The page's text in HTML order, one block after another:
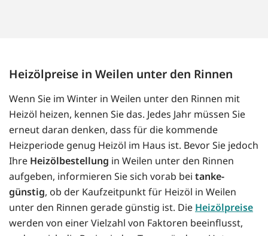
Heizölpreise in Weilen unter den Rinnen
Wenn Sie im Winter in Weilen unter den Rinnen mit
Heizöl heizen, kennen Sie das. Jedes Jahr müssen Sie
erneut daran denken, dass für die kommende
Heizperiode genug Heizöl im Haus ist. Bevor Sie jedoch
Ihre Heizölbestellung in Weilen unter den Rinnen
aufgeben, informieren Sie sich vorab bei tanke-
günstig, ob der Kaufzeitpunkt für Heizöl in Weilen
unter den Rinnen gerade günstig ist. Die Heizölpreise
werden von einer Vielzahl von Faktoren beeinflusst,